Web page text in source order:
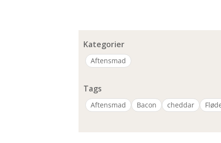
Kategorier
Aftensmad
Tags
Aftensmad Bacon cheddar